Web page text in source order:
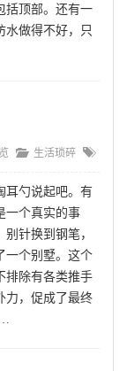
括顶部。还有一
水做得不好，只
生活琐碎
耳勺说起吧。有
一个真实的事
针换到钢笔，
一个别墅。这个
排除有各类推手
力，促成了最终